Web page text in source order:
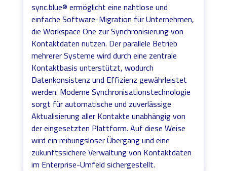
sync.blue® ermöglicht eine nahtlose und
einfache Software-Migration für Unternehmen,
die Workspace One zur Synchronisierung von
Kontaktdaten nutzen. Der parallele Betrieb
mehrerer Systeme wird durch eine zentrale
Kontaktbasis unterstützt, wodurch
Datenkonsistenz und Effizienz gewährleistet
werden. Moderne Synchronisationstechnologie
sorgt für automatische und zuverlässige
Aktualisierung aller Kontakte unabhängig von
der eingesetzten Plattform. Auf diese Weise
wird ein reibungsloser Übergang und eine
zukunftssichere Verwaltung von Kontaktdaten
im Enterprise-Umfeld sichergestellt.